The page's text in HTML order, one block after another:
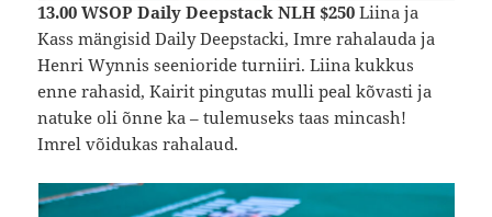
13.00 WSOP Daily Deepstack NLH $250 Liina ja
Kass mängisid Daily Deepstacki, Imre rahalauda ja
Henri Wynnis seenioride turniiri. Liina kukkus
enne rahasid, Kairit pingutas mulli peal kõvasti ja
natuke oli õnne ka – tulemuseks taas mincash!
Imrel võidukas rahalaud.